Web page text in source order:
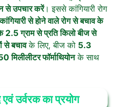
से उपचार करें। इससे कांगियारी रोग
कांगियारी से होने वाले रोग से बचाव के
2.5 ग्राम से प्रति किलो बीज से
से बचावके लिए, बीज को 5.3
मिलीलीटर फॉर्माथियोनके साथ
उर्वरक का प्रयोग